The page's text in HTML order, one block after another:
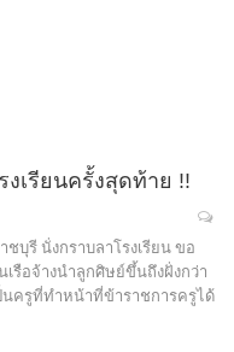
เรียนครั้งสุดท้าย !!
บุรี นั่งกราบลาโรงเรียน ขอ
รือจ้างนำลูกศิษย์ขึ้นถึงฝั่งกว่า
นครูที่ทำหน้าที่ข้าราชการครูได้